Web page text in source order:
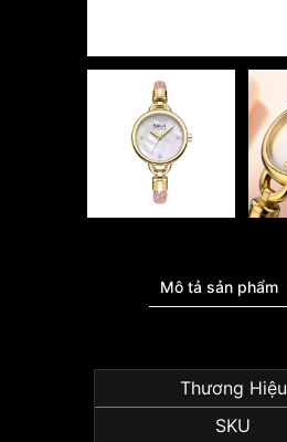
Mô tả sản phẩm
Thương Hiệu
SKU